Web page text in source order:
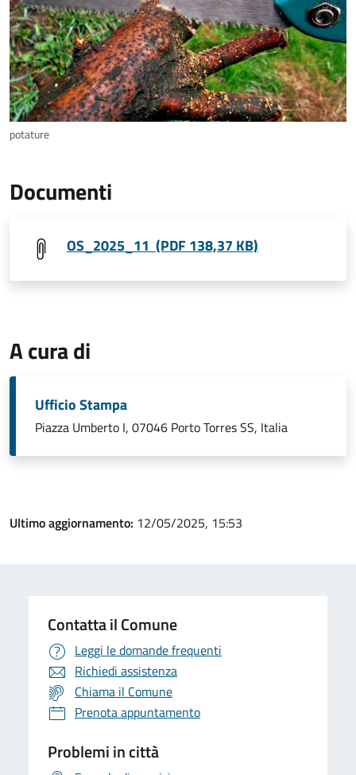
potature
Documenti
OS_2025_11 (PDF 138,37 KB)
A cura di
Ufficio Stampa
Piazza Umberto I, 07046 Porto Torres SS, Italia
Ultimo aggiornamento: 12/05/2025, 15:53
Contatta il Comune
Leggi le domande frequenti
Richiedi assistenza
Chiama il Comune
Prenota appuntamento
Problemi in città